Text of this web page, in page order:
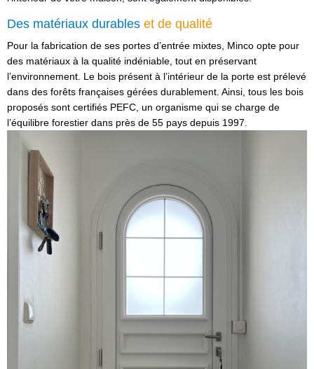
Des matériaux durables et de qualité
Pour la fabrication de ses portes d’entrée mixtes, Minco opte pour
des matériaux à la qualité indéniable, tout en préservant
l’environnement. Le bois présent à l’intérieur de la porte est prélevé
dans des forêts françaises gérées durablement. Ainsi, tous les bois
proposés sont certifiés PEFC, un organisme qui se charge de
l’équilibre forestier dans près de 55 pays depuis 1997.